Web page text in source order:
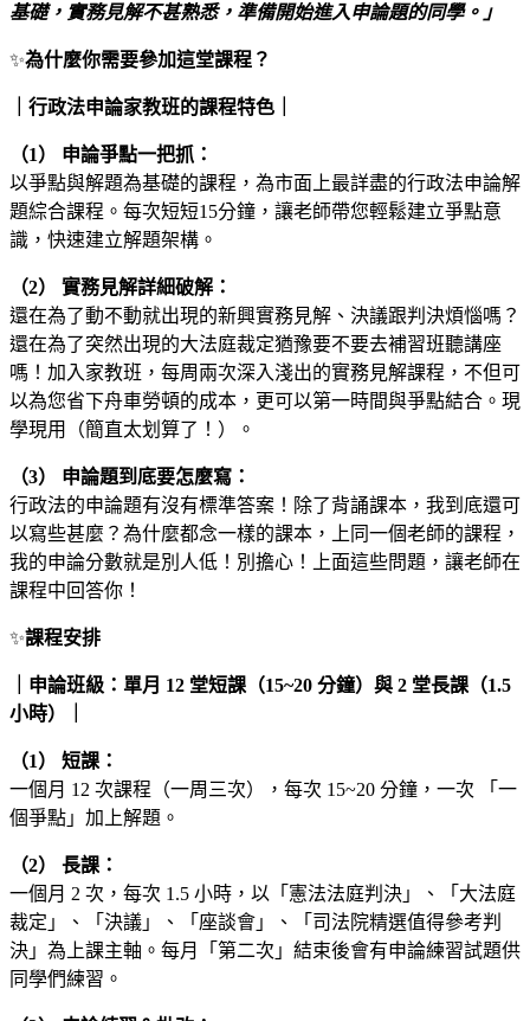
基礎，實務見解不甚熟悉，準備開始進入申論題的同學。」
✨為什麼你需要參加這堂課程？
｜行政法申論家教班的課程特色｜
（1） 申論爭點一把抓：
以爭點與解題為基礎的課程，為市面上最詳盡的行政法申論解
題綜合課程。每次短短15分鐘，讓老師帶您輕鬆建立爭點意
識，快速建立解題架構。
（2） 實務見解詳細破解：
還在為了動不動就出現的新興實務見解、決議跟判決煩惱嗎？
還在為了突然出現的大法庭裁定猶豫要不要去補習班聽講座
嗎！加入家教班，每周兩次深入淺出的實務見解課程，不但可
以為您省下舟車勞頓的成本，更可以第一時間與爭點結合。現
學現用（簡直太划算了！）。
（3） 申論題到底要怎麼寫：
行政法的申論題有沒有標準答案！除了背誦課本，我到底還可
以寫些甚麼？為什麼都念一樣的課本，上同一個老師的課程，
我的申論分數就是別人低！別擔心！上面這些問題，讓老師在
課程中回答你！
✨課程安排
｜申論班級：單月 12 堂短課（15~20 分鐘）與 2 堂長課（1.5
小時）｜
（1） 短課：
一個月 12 次課程（一周三次），每次 15~20 分鐘，一次 「一
個爭點」加上解題。
（2） 長課：
一個月 2 次，每次 1.5 小時，以「憲法法庭判決」、「大法庭
裁定」、「決議」、「座談會」、「司法院精選值得參考判
決」為上課主軸。每月「第二次」結束後會有申論練習試題供
同學們練習。